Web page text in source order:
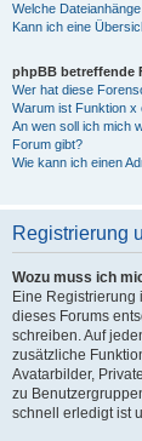
Welche
Kann ich eine
phpBB betreffende
Wer hat diese
Warum ist Funktion x
An wen soll ich mich
Forum gibt?
Wie kann ich einen
Registrierung
Wozu muss ich
Eine Registrierung
dieses Forums
schreiben. Auf
zusätzliche
Avatarbilder,
zu
schnell erledigt ist